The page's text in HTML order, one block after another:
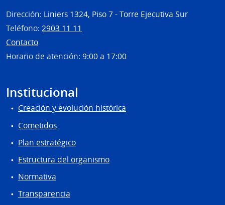
Dirección: Liniers 1324, Piso 7 - Torre Ejecutiva Sur
Teléfono: 2903 11 11
Contacto
Horario de atención: 9:00 a 17:00
Institucional
Creación y evolución histórica
Cometidos
Plan estratégico
Estructura del organismo
Normativa
Transparencia